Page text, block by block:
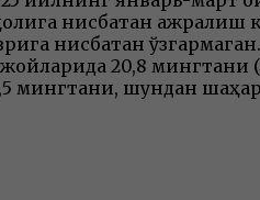
нисбатан
нисбатан ўзгармаган.
20,8
мингтани, шундан